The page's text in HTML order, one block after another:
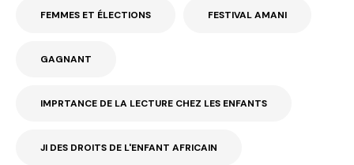
FEMMES ET ÉLECTIONS FESTIVAL AMANI
GAGNANT
IMPRTANCE DE LA LECTURE CHEZ LES ENFANTS
JI DES DROITS DE L'ENFANT AFRICAIN